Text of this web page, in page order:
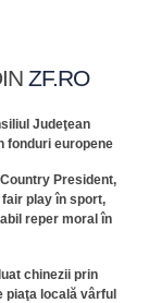
ZF.RO
Judeţean
fonduri europene
President,
play în sport,
reper moral în
chinezii prin
piaţa locală vârful